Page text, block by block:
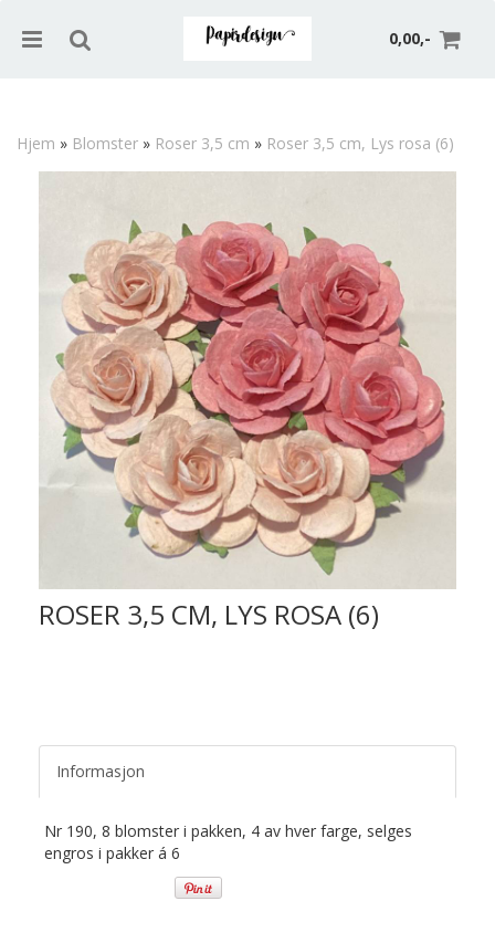
0,00,-
Hjem » Blomster » Roser 3,5 cm » Roser 3,5 cm, Lys rosa (6)
ROSER 3,5 CM, LYS ROSA (6)
Informasjon
Nr 190, 8 blomster i pakken, 4 av hver farge, selges
engros i pakker á 6
Nullstill
Trykk ENTER for å søke